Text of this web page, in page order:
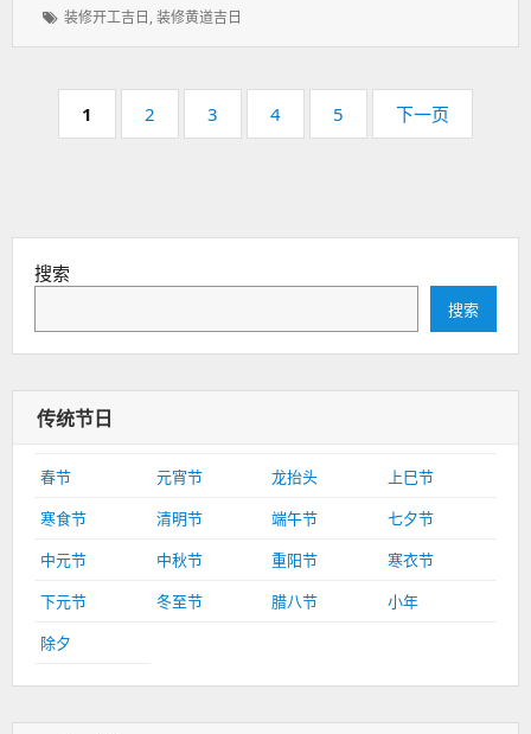
于：
标
装修开工吉日,装修黄道吉日
页
码：
1
页
码：
2
页
码：
3
页
码：
4
页
码：
5 下一页
搜索
搜索
传统节日
春节 元宵节 龙抬头
上巳节
寒食节
清明节 端午节
七夕节
中元节
中秋节 重阳节
寒衣节
下元节
冬至节 腊八节
小年
除夕